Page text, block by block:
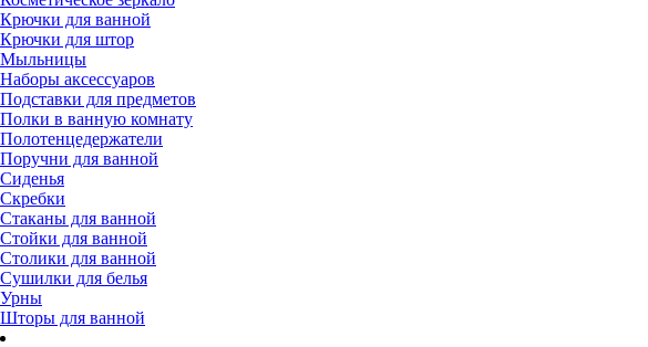
Крючки для ванной
Крючки для штор
Мыльницы
Наборы аксессуаров
Подставки для предметов
Полки в ванную комнату
Полотенцедержатели
Поручни для ванной
Сиденья
Скребки
Стаканы для ванной
Стойки для ванной
Столики для ванной
Сушилки для белья
Урны
Шторы для ванной